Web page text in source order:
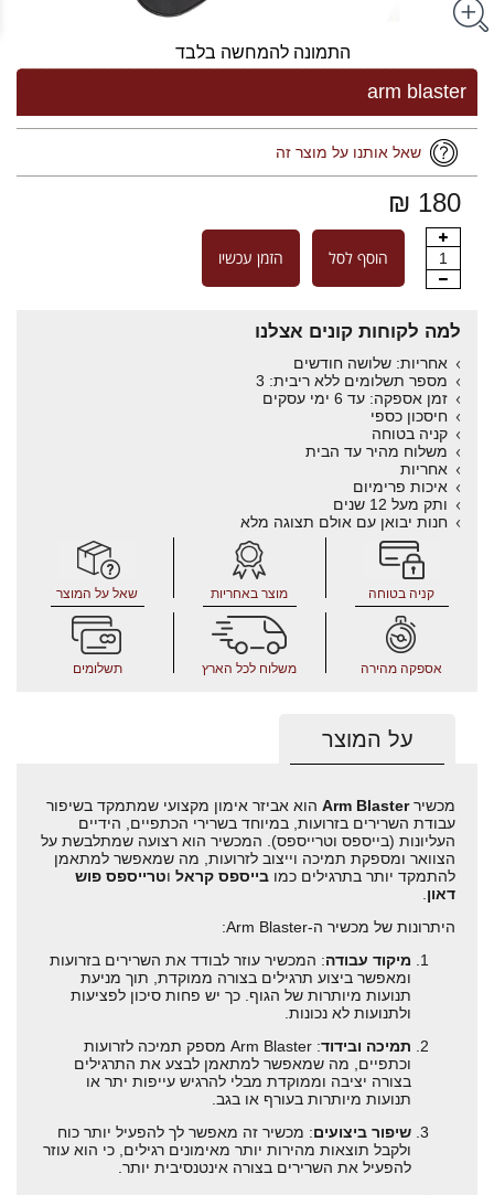
התמונה להמחשה בלבד
arm blaster
שאל אותנו על מוצר זה
180 ₪
1 הוסף לסל הזמן עכשיו
למה לקוחות קונים אצלנו
אחריות: שלושה חודשים
מספר תשלומים ללא ריבית: 3
זמן אספקה: עד 6 ימי עסקים
חיסכון כספי
קניה בטוחה
משלוח מהיר עד הבית
אחריות
איכות פרימיום
ותק מעל 12 שנים
חנות יבואן עם אולם תצוגה מלא
קניה בטוחה מוצר באחריות שאל על המוצר
אספקה מהירה משלוח לכל הארץ תשלומים
על המוצר
מכשירArm Blaster הוא אביזר אימון מקצועי שמתמקד בשיפור
עבודת השרירים בזרועות, במיוחד בשרירי הכתפיים, הידיים
העליונות (בייספס וטרייספס). המכשיר הוא רצועה שמתלבשת על
הצוואר ומספקת תמיכה וייצוב לזרועות, מה שמאפשר למתאמן
להתמקד יותר בתרגילים כמו בייספס קראל וטרייספס פוש
דאון
היתרונות של מכשיר ה-Arm Blaster:
מיקוד עבודה: המכשיר עוזר לבודד את השרירים בזרועות
ומאפשר ביצוע תרגילים בצורה ממוקדת, תוך מניעת
תנועות מיותרות של הגוף. כך יש פחות סיכון לפציעות
ולתנועות לא נכונות.
תמיכה ובידוד
: Arm Blaster מספק תמיכה לזרועות
וכתפיים, מה שמאפשר למתאמן לבצע את התרגילים
בצורה יציבה וממוקדת מבלי להרגיש עייפות יתר או
תנועות מיותרות בעורף או בגב.
שיפור ביצועים: מכשיר זה מאפשר לך להפעיל יותר כוח
ולקבל תוצאות מהירות יותר מאימונים רגילים, כי הוא עוזר
להפעיל את השרירים בצורה אינטנסיבית יותר.